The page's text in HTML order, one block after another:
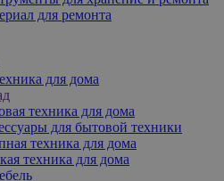
для ремонта
для дома
техника для дома
для бытовой техники
техника для дома
техника для дома